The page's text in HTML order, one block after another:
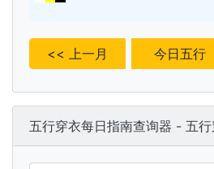
<< 上一月 今日五行
五行穿衣每日指南查询器 - 五行